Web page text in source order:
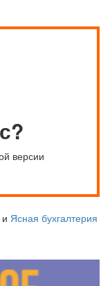
версии
и Ясная бухгалтерия